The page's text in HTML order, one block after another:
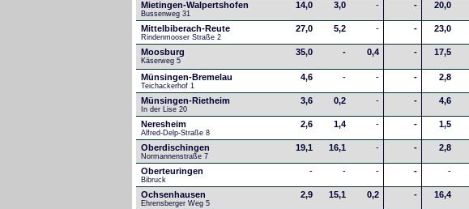
Mietingen-Walpertshofen
Bussenweg 31
14,0 3,0 - - 20,0
Mittelbiberach-Reute
Rindenmooser Straße 2
27,0 5,2 - - 23,0
Moosburg
Käserweg 5
35,0 - 0,4 - 17,5
Münsingen-Bremelau
Teichackerhof 1
4,6 - - - 2,8
Münsingen-Rietheim
In der Lise 20
3,6 0,2 - - 4,6
Neresheim
Alfred-Delp-Straße 8
2,6 1,4 - - 1,5
Oberdischingen
Normannenstraße 7
19,1 16,1 - - 2,8
Oberteuringen
Bibruck
- - - - -
Ochsenhausen
Ehrensberger Weg 5
2,9 15,1 0,2 - 16,4